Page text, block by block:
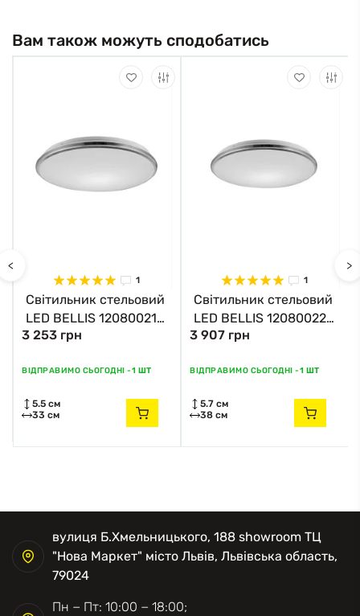
Вам також можуть сподобатись
<
1
Світильник стельовий
LED BELLIS 12080021
Zuma Line хром
3 253 грн
ВІДПРАВИМО СЬОГОДНІ -1 ШТ
5.5 см
33 см
1
Світильник стельовий
LED BELLIS 12080022
Zuma Line хром
3 907 грн
ВІДПРАВИМО СЬОГОДНІ -1 ШТ
5.7 см
38 см
>
вулиця Б.Хмельницького, 188 showroom ТЦ
"Нова Маркет" місто Львів, Львівська область,
79024
Пн − Пт: 10:00 − 18:00;